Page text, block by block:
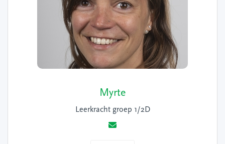
Myrte
Leerkracht groep 1/2D